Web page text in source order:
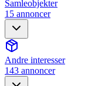
Samleobjekter
15 annoncer
Andre interesser
143 annoncer